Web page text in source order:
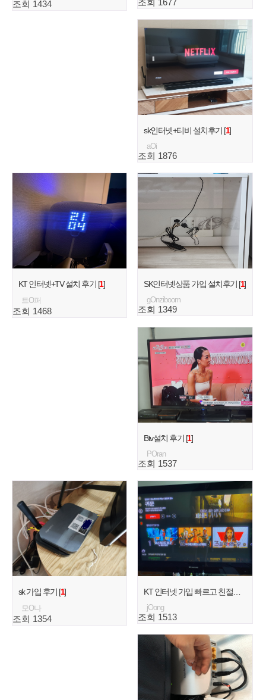
조회 1434 조회 1677
sk인터넷+티비 설치후기 [1]
aOi
조회 1876
KT 인터넷+TV 설치 후기 [1]
트O퍼
조회 1468
SK인터넷상품 가입 설치후기 [1]
gOnziboom
조회 1349
Btv설치 후기 [1]
POran
조회 1537
sk 가입 후기 [1]
모O나
조회 1354
jOong
조회 1513